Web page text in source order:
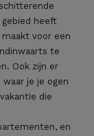
gebied heeft
voor een
te
Ook zijn er
je je ogen
die
en